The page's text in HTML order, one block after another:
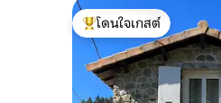
โดนใจเกสต์ที่สุด
โดนใจเกสต์